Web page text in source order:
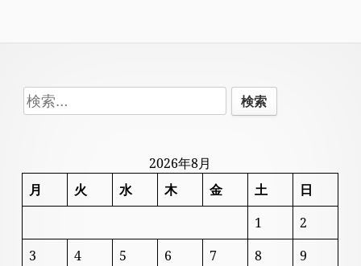
Footer
Content
検
索:
2026年8月
月
火 水 木 金 土
日
1
2
3
4 5 6 7 8
9